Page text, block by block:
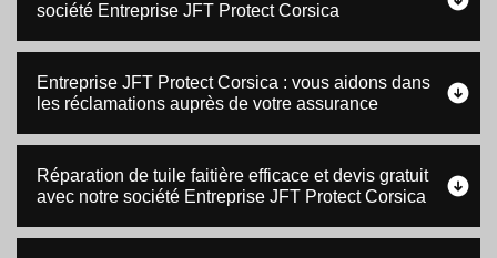
société Entreprise JFT Protect Corsica
Entreprise JFT Protect Corsica : vous aidons dans
les réclamations auprès de votre assurance
Réparation de tuile faitière efficace et devis gratuit
avec notre société Entreprise JFT Protect Corsica